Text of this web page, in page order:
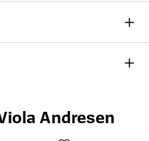
Andresen